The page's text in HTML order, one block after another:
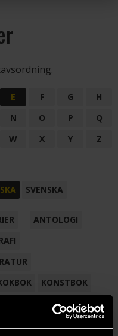
E F G
H
N O P
Q
W X Y
Z
SVENSKA
ANTOLOGI
KONSTBOK
NOVELL